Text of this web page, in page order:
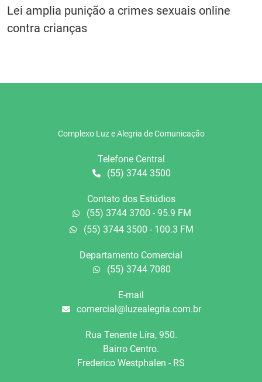
Lei amplia punição a crimes sexuais online
contra crianças
Complexo Luz e Alegria de Comunicação
Telefone Central
(55) 3744 3500
Contato dos Estúdios
(55) 3744 3700 - 95.9 FM
(55) 3744 3500 - 100.3 FM
Departamento Comercial
(55) 3744 7080
E-mail
comercial@luzealegria.com.br
Rua Tenente Líra, 950.
Bairro Centro.
Frederico Westphalen - RS